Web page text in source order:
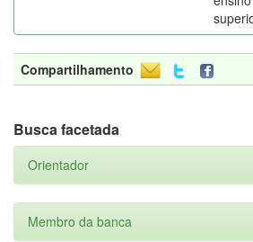
Compartilhamento
Busca facetada
Orientador
Membro da banca